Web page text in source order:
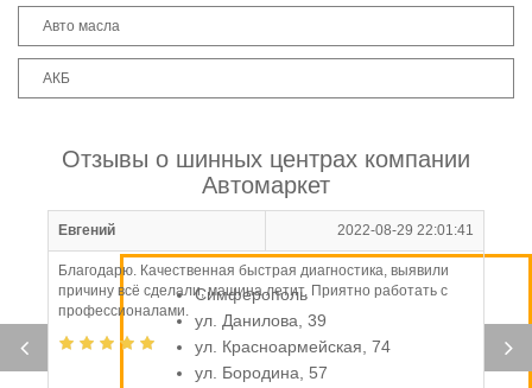
Авто масла
АКБ
Отзывы о шинных центрах компании
Автомаркет
Евгений 2022-08-29 22:01:41
Благодарю. Качественная быстрая диагностика, выявили
причину всё сделали, машина летит. Приятно работать с
профессионалами.
Симферополь
ул. Данилова, 39
ул. Красноармейская, 74
ул. Бородина, 57